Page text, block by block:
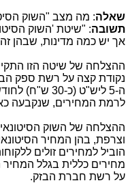
שאלה: מה מצב "השוק
תשובה: "שיטת 'השוק
אך יש כמה מדינות, שבהן זה
ההצלחה של שיטה הזו
נקודת קצה על רשת ספק
ה-5 ליש"ט
לרמת המחירים, שנקבעה
ההצלחה של השוק הסיטונאי
וצרפת, בהן המחיר
הוביל למחירים זולים
מחירים כללית בגלל
על רשת חברת הבזק.